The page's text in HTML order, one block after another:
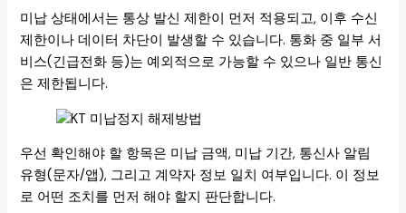
미납 상태에서는 통상 발신 제한이 먼저 적용되고, 이후 수신
제한이나 데이터 차단이 발생할 수 있습니다. 통화 중 일부 서
비스(긴급전화 등)는 예외적으로 가능할 수 있으나 일반 통신
은 제한됩니다.
우선 확인해야 할 항목은 미납 금액, 미납 기간, 통신사 알림
유형(문자/앱), 그리고 계약자 정보 일치 여부입니다. 이 정보
로 어떤 조치를 먼저 해야 할지 판단합니다.